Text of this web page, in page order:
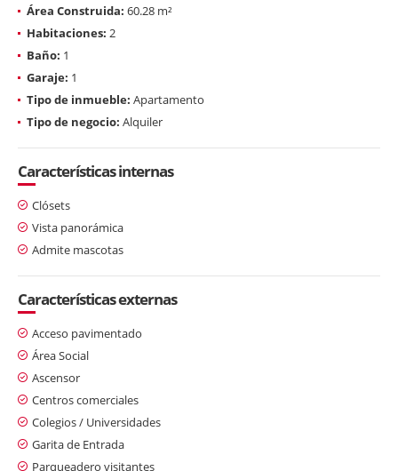
Área Construida: 60.28 m²
Habitaciones: 2
Baño: 1
Garaje: 1
Tipo de inmueble: Apartamento
Tipo de negocio: Alquiler
Características internas
Clósets
Vista panorámica
Admite mascotas
Características externas
Acceso pavimentado
Área Social
Ascensor
Centros comerciales
Colegios / Universidades
Garita de Entrada
Parqueadero visitantes